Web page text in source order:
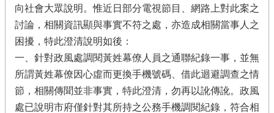
向社會大眾說明。惟近日部分電視節目、網路上對此案之
討論，相關資訊顯與事實不符之處，亦造成相關當事人之
困擾，特此澄清說明如後：
一、針對政風處調閱黃姓幕僚人員之通聯紀錄一事，並無
所謂黃姓幕僚因心虛而更換手機號碼、借此迴避調查之情
節，相關傳聞並非事實，特此澄清，勿再以訛傳訛。政風
處已說明市府僅針對其所持之公務手機調閱紀錄，符合相